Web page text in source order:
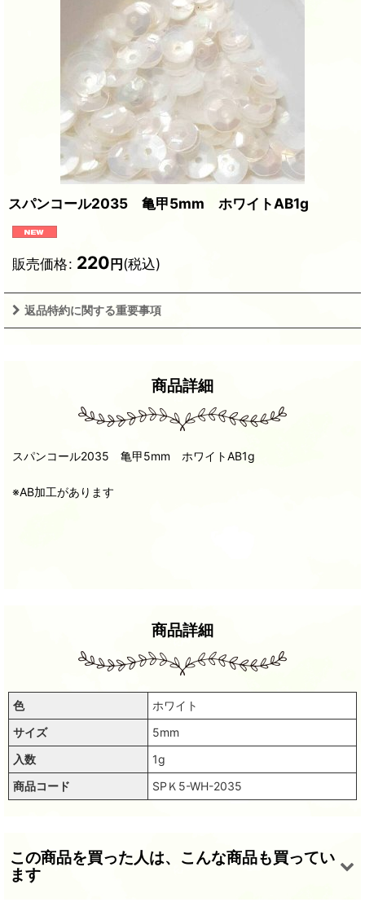
スパンコール2035 亀甲5mm ホワイトAB1g
販売価格: 220円(税込)
返品特約に関する重要事項
商品詳細
スパンコール2035 亀甲5mm ホワイトAB1g
※AB加工があります
商品詳細
色
ホワイト
サイズ
5mm
入数
1g
商品コード
SPＫ5-WH-2035
この商品を買った人は、こんな商品も買ってい
ます